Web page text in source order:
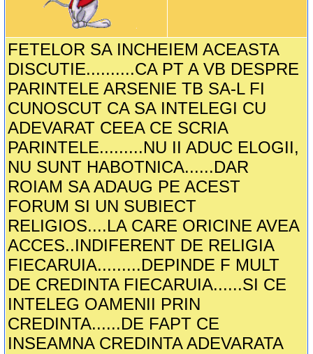
FETELOR SA INCHEIEM ACEASTA
DISCUTIE..........CA PT A VB DESPRE
PARINTELE ARSENIE TB SA-L FI
CUNOSCUT CA SA INTELEGI CU
ADEVARAT CEEA CE SCRIA
PARINTELE.........NU II ADUC ELOGII,
NU SUNT HABOTNICA......DAR
ROIAM SA ADAUG PE ACEST
FORUM SI UN SUBIECT
RELIGIOS....LA CARE ORICINE AVEA
ACCES..INDIFERENT DE RELIGIA
FIECARUIA.........DEPINDE F MULT
DE CREDINTA FIECARUIA......SI CE
INTELEG OAMENII PRIN
CREDINTA......DE FAPT CE
INSEAMNA CREDINTA ADEVARATA